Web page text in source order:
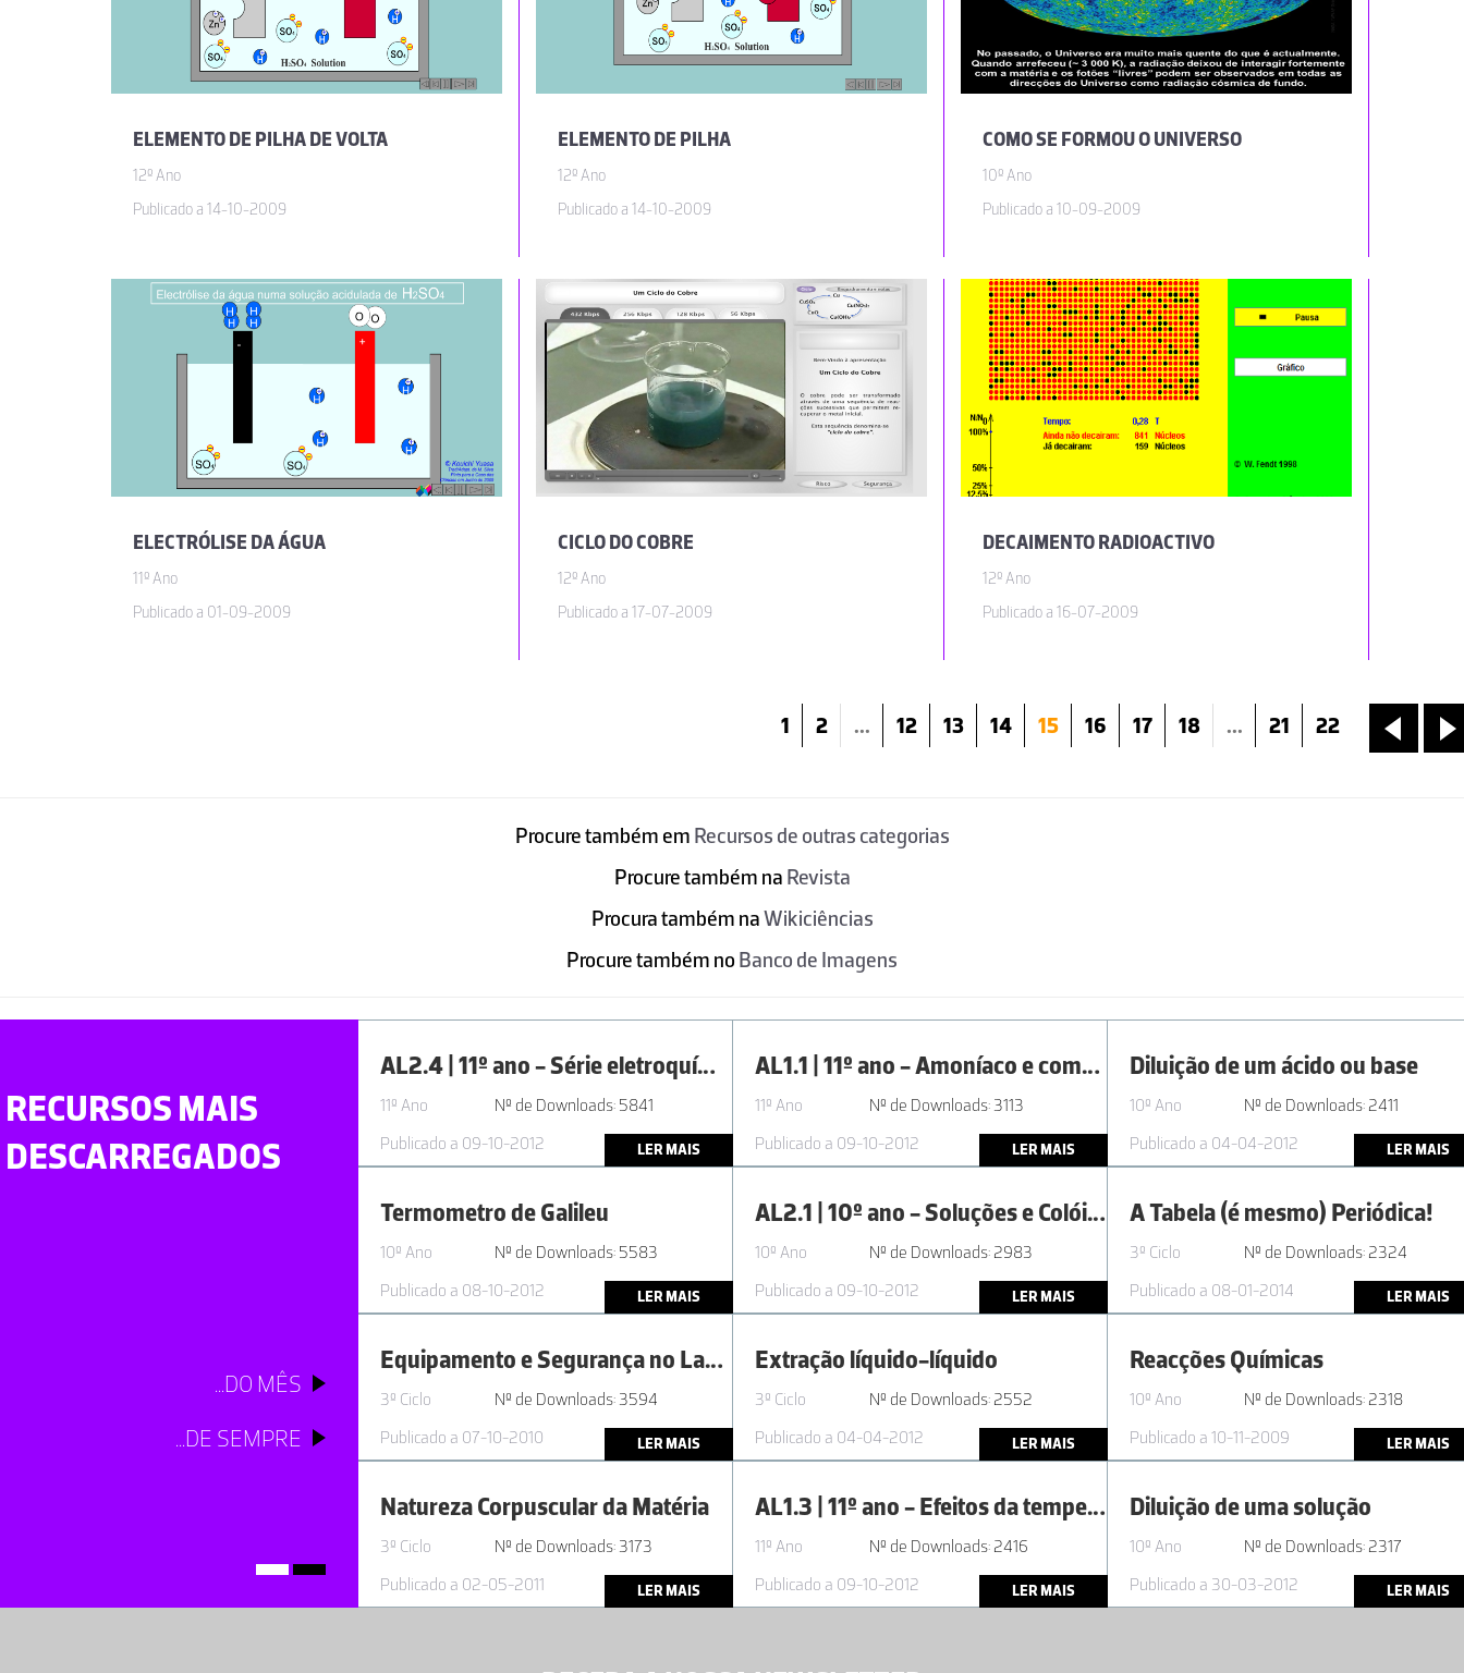
ELEMENTO DE PILHA DE VOLTA
12º Ano
Publicado a 14-10-2009
ELEMENTO DE PILHA
12º Ano
Publicado a 14-10-2009
COMO SE FORMOU O UNIVERSO
10º Ano
Publicado a 10-09-2009
ELECTRÓLISE DA ÁGUA
11º Ano
Publicado a 01-09-2009
CICLO DO COBRE
12º Ano
Publicado a 17-07-2009
DECAIMENTO RADIOACTIVO
12º Ano
Publicado a 16-07-2009
«
1 2 ... 12 13 14 15 16 17 18 ... 21 22 »
Procure também em Recursos de outras categorias
Procure também na Revista
Procura também naWikiciências
Procure também no Banco de Imagens
RECURSOS MAIS
DESCARREGADOS
...DO MÊS
...DE SEMPRE
AL2.4 | 11º ano - Série eletroquímica: o caso dos metais
11º Ano
Nº de Downloads: 5841
Publicado a 09-10-2012
LER MAIS
Termometro de Galileu
10º Ano
Nº de Downloads: 5583
Publicado a 08-10-2012
LER MAIS
Equipamento e Segurança no Laboratório
3º Ciclo
Nº de Downloads: 3594
Publicado a 07-10-2010
LER MAIS
Natureza Corpuscular da Matéria
3º Ciclo
Nº de Downloads: 3173
Publicado a 02-05-2011
LER MAIS
AL1.1 | 11º ano - Amoníaco e compostos de amónio em materiais do uso comum
11º Ano
Nº de Downloads: 3113
Publicado a 09-10-2012
LER MAIS
AL2.1 | 10º ano - Soluções e Colóides
10º Ano
Nº de Downloads: 2983
Publicado a 09-10-2012
LER MAIS
Extração líquido-líquido
3º Ciclo
Nº de Downloads: 2552
Publicado a 04-04-2012
LER MAIS
AL1.3 | 11º ano - Efeitos da temperatura e da concentração na progressão global de uma reação
11º Ano
Nº de Downloads: 2416
Publicado a 09-10-2012
LER MAIS
Diluição de um ácido ou base
10º Ano
Nº de Downloads: 2411
Publicado a 04-04-2012
LER MAIS
A Tabela (é mesmo) Periódica!
3º Ciclo
Nº de Downloads: 2324
Publicado a 08-01-2014
LER MAIS
Reacções Químicas
10º Ano
Nº de Downloads: 2318
Publicado a 10-11-2009
LER MAIS
Diluição de uma solução
10º Ano
Nº de Downloads: 2317
Publicado a 30-03-2012
LER MAIS